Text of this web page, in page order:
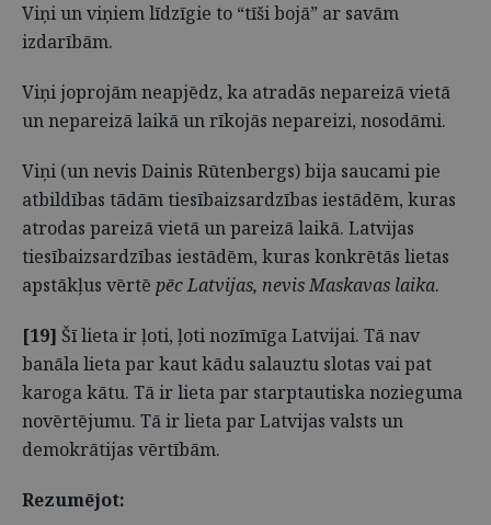
Viņi un viņiem līdzīgie to “tīši bojā” ar savām
izdarībām.
Viņi joprojām neapjēdz, ka atradās nepareizā vietā
un nepareizā laikā un rīkojās nepareizi, nosodāmi.
Viņi (un nevis Dainis Rūtenbergs) bija saucami pie
atbildības tādām tiesībaizsardzības iestādēm, kuras
atrodas pareizā vietā un pareizā laikā. Latvijas
tiesībaizsardzības iestādēm, kuras konkrētās lietas
apstākļus vērtē pēc Latvijas, nevis Maskavas laika.
[19] Šī lieta ir ļoti, ļoti nozīmīga Latvijai. Tā nav
banāla lieta par kaut kādu salauztu slotas vai pat
karoga kātu. Tā ir lieta par starptautiska nozieguma
novērtējumu. Tā ir lieta par Latvijas valsts un
demokrātijas vērtībām.
Rezumējot: